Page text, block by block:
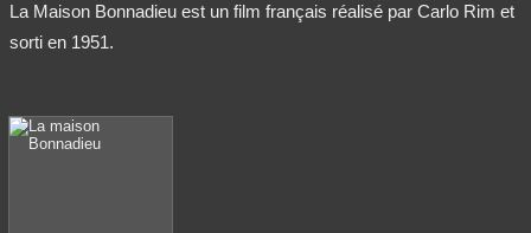
La Maison Bonnadieu est un film français réalisé par Carlo Rim et
sorti en 1951.